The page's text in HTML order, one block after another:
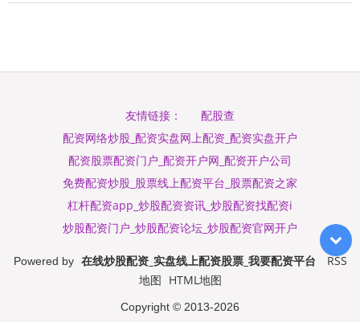
友情链接：
配股查
配资网络炒股_配资实盘网上配资_配资实盘开户
配资股票配资门户_配资开户网_配资开户公司
免费配资炒股_股票线上配资平台_股票配资之家
杠杆配资app_炒股配资资讯_炒股配资找配资i
炒股配资门户_炒股配资论坛_炒股配资官网开户
Powered by 在线炒股配资_实盘线上配资股票_我要配资平台
RSS
地图 HTML地图
Copyright © 2013-2026